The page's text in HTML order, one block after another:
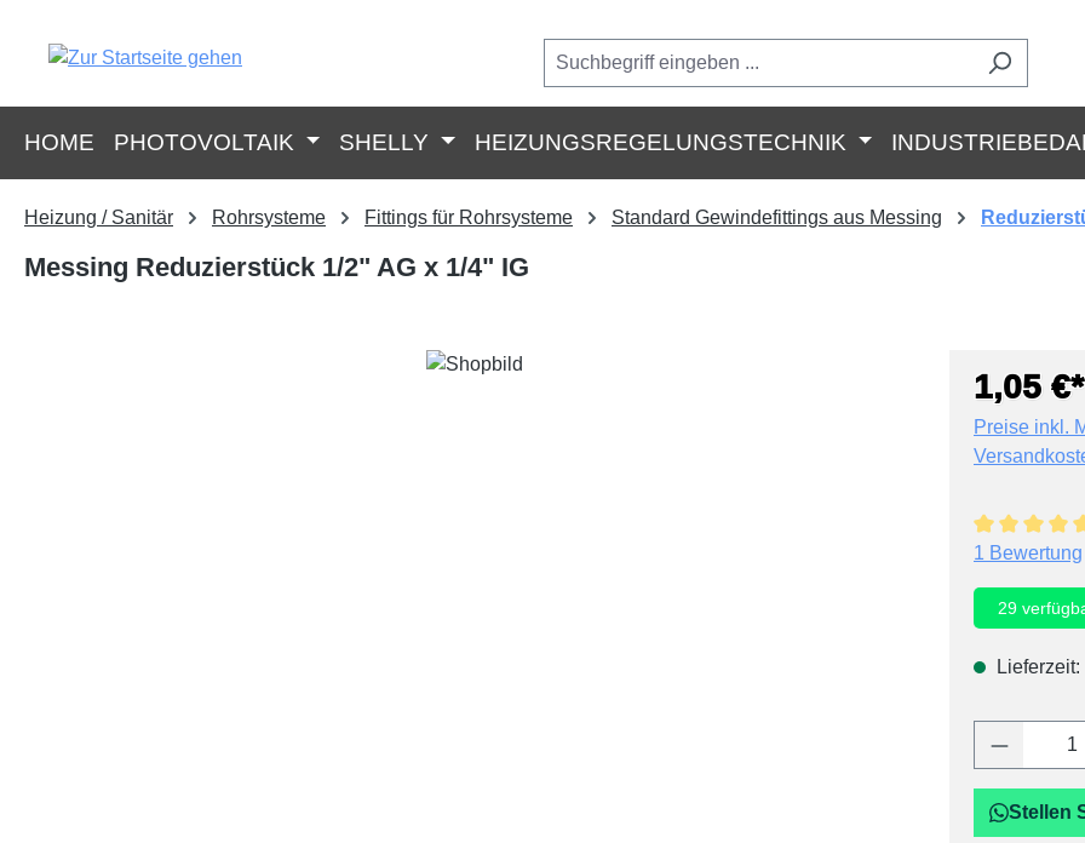
HOME PHOTOVOLTAIK SHELLY HEIZUNGSREGELUNGSTECHNIK
Heizung / Sanitär Rohrsysteme Fittings für Rohrsysteme Standard Gewindefittings aus Messing
Messing Reduzierstück 1/2" AG x 1/4" IG
1,05 €*
Preise inkl.
1 Bewertung
29
Stellen